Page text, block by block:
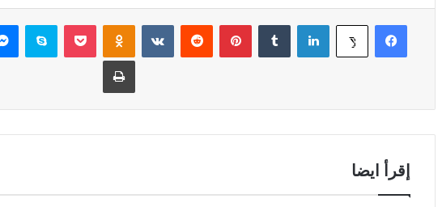
فيسبوك ‫X لينكدإن بينتيريست سكايب
إقرأ ايضا